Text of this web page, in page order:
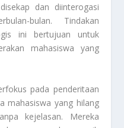
dan diinterogasi
bulan. Tindakan
ini bertujuan untuk
mahasiswa yang
pada penderitaan
mahasiswa yang hilang
kejelasan. Mereka